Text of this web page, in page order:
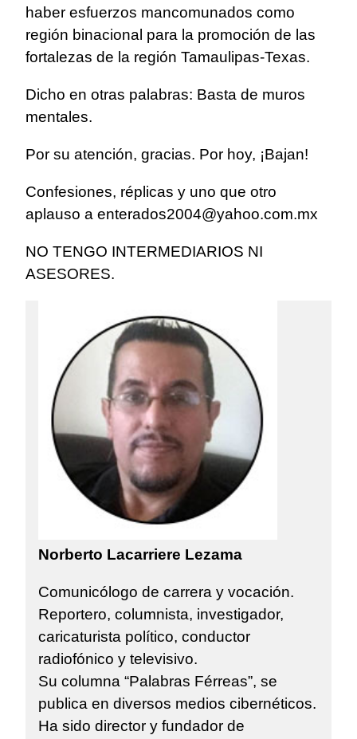
haber esfuerzos mancomunados como
región binacional para la promoción de las
fortalezas de la región Tamaulipas-Texas.
Dicho en otras palabras: Basta de muros
mentales.
Por su atención, gracias. Por hoy, ¡Bajan!
Confesiones, réplicas y uno que otro
aplauso a enterados2004@yahoo.com.mx
NO TENGO INTERMEDIARIOS NI
ASESORES.
Norberto Lacarriere Lezama
Comunicólogo de carrera y vocación.
Reportero, columnista, investigador,
caricaturista político, conductor
radiofónico y televisivo.
Su columna “Palabras Férreas”, se
publica en diversos medios cibernéticos.
Ha sido director y fundador de